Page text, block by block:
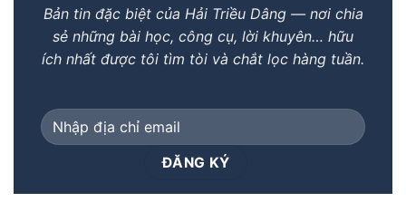
Bản tin đặc biệt của Hải Triều Dâng — nơi chia
sẻ những bài học, công cụ, lời khuyên… hữu
ích nhất được tôi tìm tòi và chắt lọc hàng tuần.